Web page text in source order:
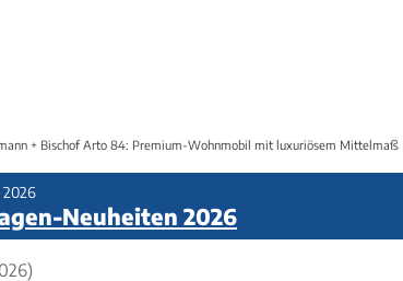
+ Bischof Arto 84: Premium-Wohnmobil mit luxuriösem Mittelmaß
2026
Neuheiten 2026